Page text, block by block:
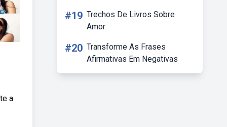
a
#19 Trechos De Livros Sobre
Amor
#20 Transforme As Frases
Afirmativas Em Negativas